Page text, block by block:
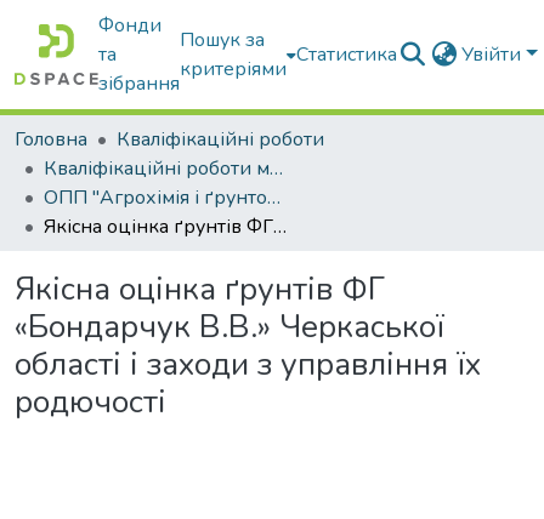
Фонди
та
зібрання
Пошук за
критеріями
Статистика Увійти
Головна
Кваліфікаційні роботи
Кваліфікаційні роботи магістрів
ОПП "Агрохімія і ґрунтознавство"
Якісна оцінка ґрунтів ФГ «Бондарчук В.В.» Черкаської області і заходи з управління їх родючості
Якісна оцінка ґрунтів ФГ
«Бондарчук В.В.» Черкаської
області і заходи з управління їх
родючості